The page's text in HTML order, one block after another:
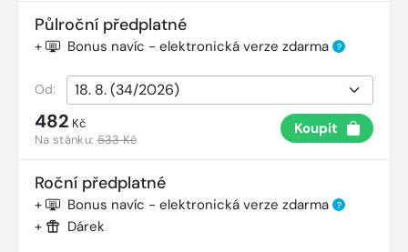
Půlroční předplatné
+ Bonus navíc - elektronická verze zdarma ?
Od:
482 Kč
Na stánku:533 Kč
Koupit
Roční předplatné
+ Bonus navíc - elektronická verze zdarma ?
+ Dárek